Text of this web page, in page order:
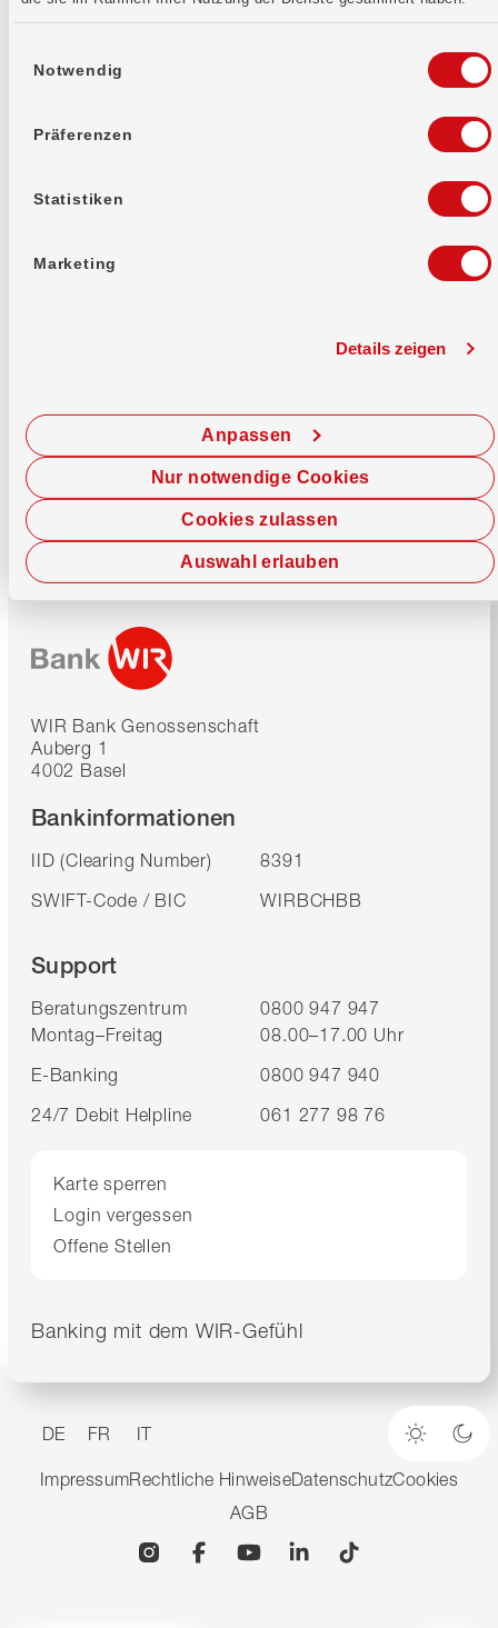
Notwendig
Präferenzen
Statistiken
Marketing
Details zeigen
Cookies zulassen
Anpassen
Auswahl erlauben
Nur notwendige Cookies
Kontaktformular
Jetzt chatten
WIR Bank Genossenschaft
Auberg 1
4002 Basel
Bankinformationen
IID (Clearing Number)
8391
SWIFT-Code / BIC
WIRBCHBB
Support
Beratungszentrum
0800 947 947
Montag–Freitag
08.00–17.00 Uhr
E-Banking
0800 947 940
24/7 Debit Helpline
061 277 98 76
Karte sperren
Login vergessen
Offene Stellen
Banking mit dem WIR-Gefühl
DE FR IT
Heller
ImpressumRechtliche HinweiseDatenschutzCookies
AGB
InstagramFacebookYouTubeLinkedin